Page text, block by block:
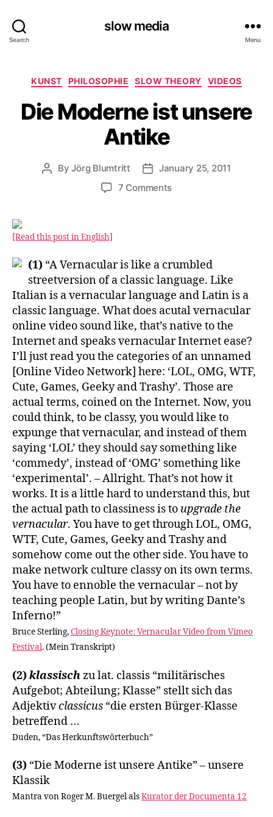
Search
slow media
Menu
Categories
KUNST PHILOSOPHIE SLOW THEORY VIDEOS
Die Moderne ist unsere
Antike
PostByJörg Blumtritt
PostJanuary 25, 2011
7 Commentson
[Read this post in English]
(1) “A Vernacular is like a crumbled
streetversion of a classic language. Like
Italian is a vernacular language and Latin is a
classic language. What does acutal vernacular
online video sound like, that’s native to the
Internet and speaks vernacular Internet ease?
I’ll just read you the categories of an unnamed
[Online Video Network] here: ‘LOL, OMG, WTF,
Cute, Games, Geeky and Trashy’. Those are
actual terms, coined on the Internet. Now, you
could think, to be classy, you would like to
expunge that vernacular, and instead of them
saying ‘LOL’ they should say something like
‘commedy’, instead of ‘OMG’ something like
‘experimental’. – Allright. That’s not how it
works. It is a little hard to understand this, but
the actual path to classiness is to upgrade the
vernacular. You have to get through LOL, OMG,
WTF, Cute, Games, Geeky and Trashy and
somehow come out the other side. You have to
make network culture classy on its own terms.
You have to ennoble the vernacular – not by
teaching people Latin, but by writing Dante’s
Inferno!”
Bruce Sterling,Closing Keynote: Vernacular Video from Vimeo
Festival. (Mein Transkript)
(2)klassischzu lat. classis “militärisches
Aufgebot; Abteilung; Klasse” stellt sich das
Adjektivclassicus “die ersten Bürger-Klasse
betreffend …
Duden, “Das Herkunftswörterbuch”
(3) “Die Moderne ist unsere Antike” – unsere
Klassik
Mantra von Roger M. Buergel alsKurator der Documenta 12